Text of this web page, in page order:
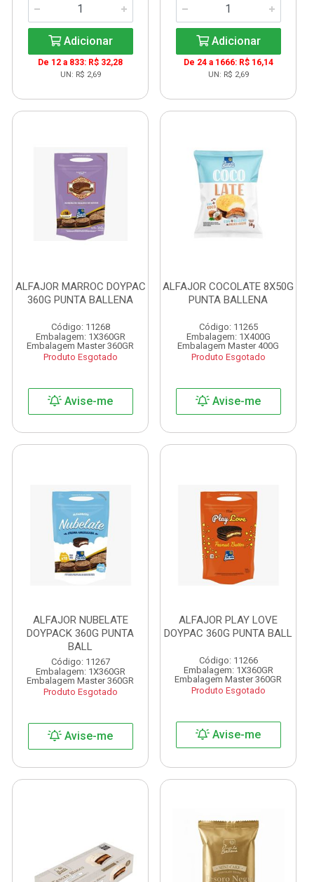
Adicionar
De 12 a 833: R$ 32,28
UN: R$ 2,69
Adicionar
De 24 a 1666: R$ 16,14
UN: R$ 2,69
ALFAJOR MARROC DOYPAC
360G PUNTA BALLENA
Código: 11268
Embalagem: 1X360GR
Embalagem Master 360GR
Produto Esgotado
Avise-me
ALFAJOR COCOLATE 8X50G
PUNTA BALLENA
Código: 11265
Embalagem: 1X400G
Embalagem Master 400G
Produto Esgotado
Avise-me
ALFAJOR NUBELATE
DOYPACK 360G PUNTA
BALL
Código: 11267
Embalagem: 1X360GR
Embalagem Master 360GR
Produto Esgotado
Avise-me
ALFAJOR PLAY LOVE
DOYPAC 360G PUNTA BALL
Código: 11266
Embalagem: 1X360GR
Embalagem Master 360GR
Produto Esgotado
Avise-me